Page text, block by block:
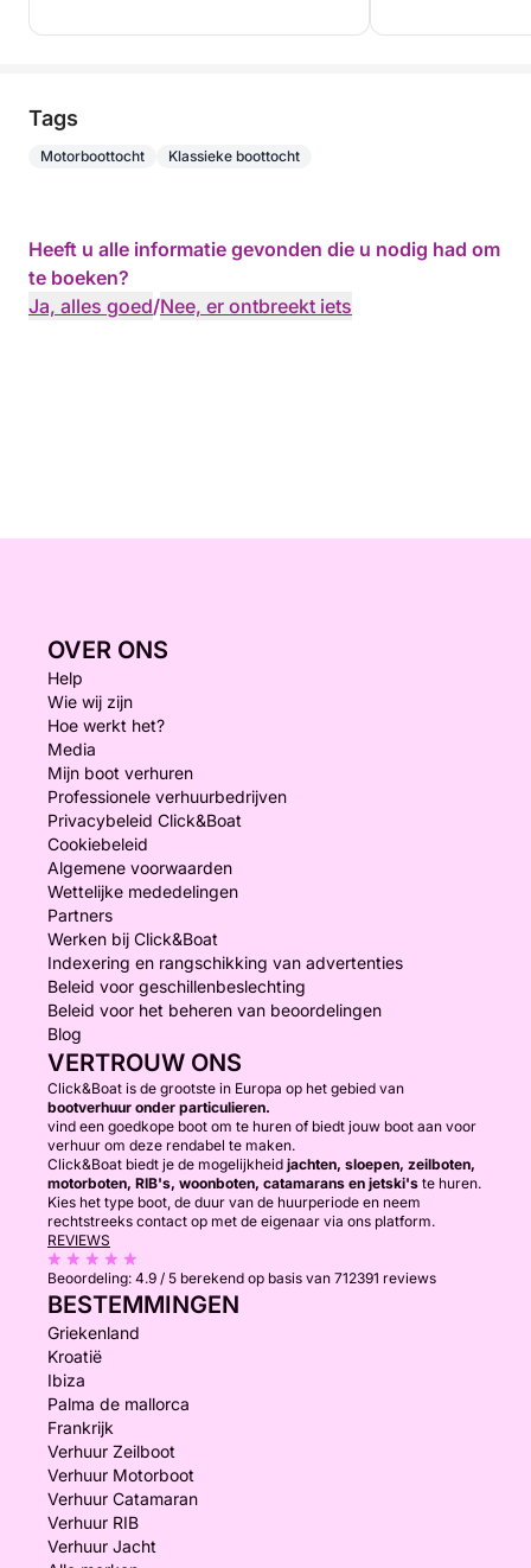
Tags
Motorboottocht Klassieke boottocht
Heeft u alle informatie gevonden die u nodig had om
te boeken?
Ja, alles goed/Nee, er ontbreekt iets
OVER ONS
Help
Wie wij zijn
Hoe werkt het?
Media
Mijn boot verhuren
Professionele verhuurbedrijven
Privacybeleid Click&Boat
Cookiebeleid
Algemene voorwaarden
Wettelijke mededelingen
Partners
Werken bij Click&Boat
Indexering en rangschikking van advertenties
Beleid voor geschillenbeslechting
Beleid voor het beheren van beoordelingen
Blog
VERTROUW ONS
Click&Boat is de grootste in Europa op het gebied van
bootverhuur onder particulieren.
vind een goedkope boot om te huren of biedt jouw boot aan voor
verhuur om deze rendabel te maken.
Click&Boat biedt je de mogelijkheid jachten, sloepen, zeilboten,
motorboten, RIB's, woonboten, catamarans en jetski's te huren.
Kies het type boot, de duur van de huurperiode en neem
rechtstreeks contact op met de eigenaar via ons platform.
REVIEWS
Beoordeling: 4.9 / 5 berekend op basis van 712391 reviews
BESTEMMINGEN
Griekenland
Kroatië
Ibiza
Palma de mallorca
Frankrijk
Verhuur Zeilboot
Verhuur Motorboot
Verhuur Catamaran
Verhuur RIB
Verhuur Jacht